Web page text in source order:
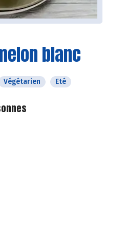
blanc
Végétarien Eté